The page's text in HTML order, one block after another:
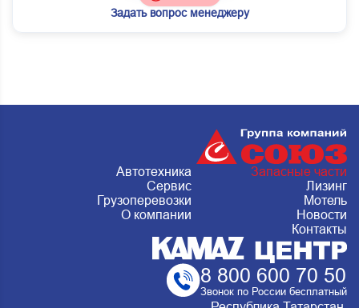
Задать вопрос менеджеру
Автотехника
Запасные части
Сервис
Лизинг
Грузоперевозки
Мотель
О компании
Новости
Контакты
8 800 600 70 50
Звонок по России бесплатный